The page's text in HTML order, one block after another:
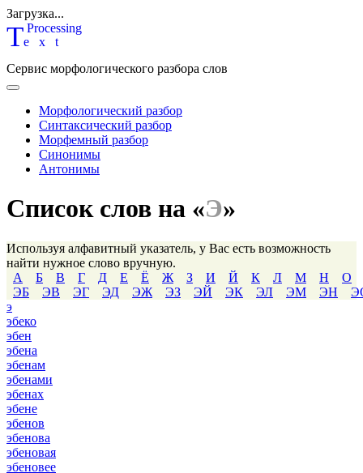
Загрузка...
Text
Processing
Сервис морфологического разбора слов
Морфологический разбор
Синтаксический разбор
Морфемный разбор
Синонимы
Антонимы
Список слов на «Э»
Используя алфавитный указатель, у Вас есть возможность
найти нужное слово вручную.
А
Б В Г Д Е Ё Ж З И Й К Л М Н
О
ЭБ
ЭВ ЭГ ЭД ЭЖ ЭЗ ЭЙ ЭК ЭЛ ЭМ ЭН
э
эбеко
эбен
эбена
эбенам
эбенами
эбенах
эбене
эбенов
эбенова
эбеновая
эбеновее